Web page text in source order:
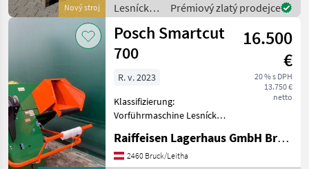
Nový stroj
Lesnícke
a
drevárske
stroje /
Posch
Prémiový zlatý prodejce
Posch Smartcut
700
16.500
€
20 % s DPH
13.750 €
netto
R. v. 2023
Klassifizierung:
Vorführmaschine Lesnícke a
stroj
Raiffeisen Lagerhaus GmbH Bruck/Leitha
2460 Bruck/Leitha